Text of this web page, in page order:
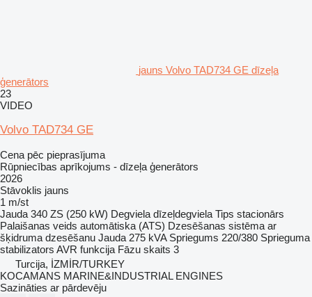
jauns Volvo TAD734 GE dīzeļa
ģenerātors
23
VIDEO
Volvo TAD734 GE
Cena pēc pieprasījuma
Rūpniecības aprīkojums - dīzeļa ģenerātors
2026
Stāvoklis jauns
1 m/st
Jauda 340 ZS (250 kW) Degviela dīzeļdegviela Tips stacionārs
Palaišanas veids automātiska (ATS) Dzesēšanas sistēma ar
šķidruma dzesēšanu Jauda 275 kVA Spriegums 220/380 Sprieguma
stabilizators AVR funkcija Fāzu skaits 3
Turcija, İZMİR/TURKEY
KOCAMANS MARINE&INDUSTRIAL ENGINES
Sazināties ar pārdevēju